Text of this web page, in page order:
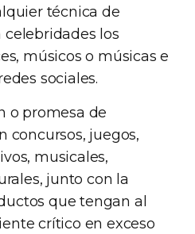
técnica de
celebridades los
músicos o músicas e
sociales.
o promesa de
concursos, juegos,
musicales,
junto con la
que tengan al
crítico en exceso